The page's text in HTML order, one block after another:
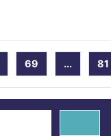
69 ... 81